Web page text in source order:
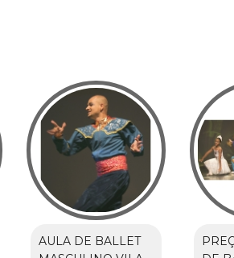
AULA DE BALLET